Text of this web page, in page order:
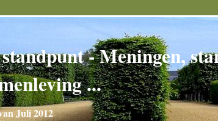
- Meningen,
...
Juli 2012